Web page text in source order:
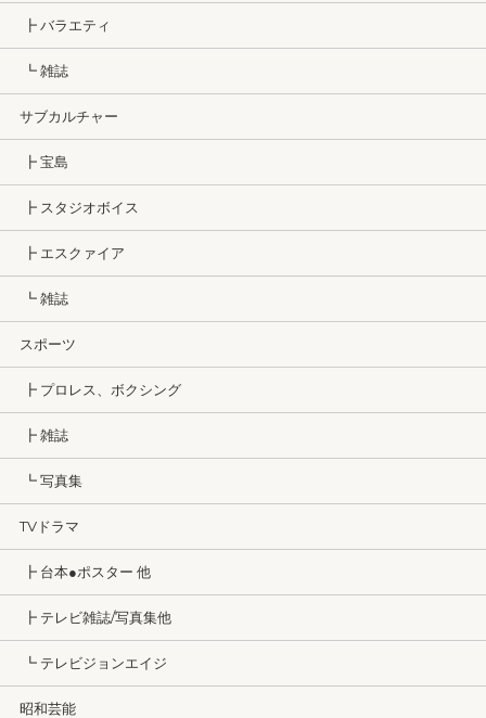
┣ バラエティ
┗ 雑誌
サブカルチャー
┣ 宝島
┣ スタジオボイス
┣ エスクァイア
┗ 雑誌
スポーツ
┣ プロレス、ボクシング
┣ 雑誌
┗ 写真集
TVドラマ
┣ 台本●ポスター 他
┣ テレビ雑誌/写真集他
┗ テレビジョンエイジ
昭和芸能